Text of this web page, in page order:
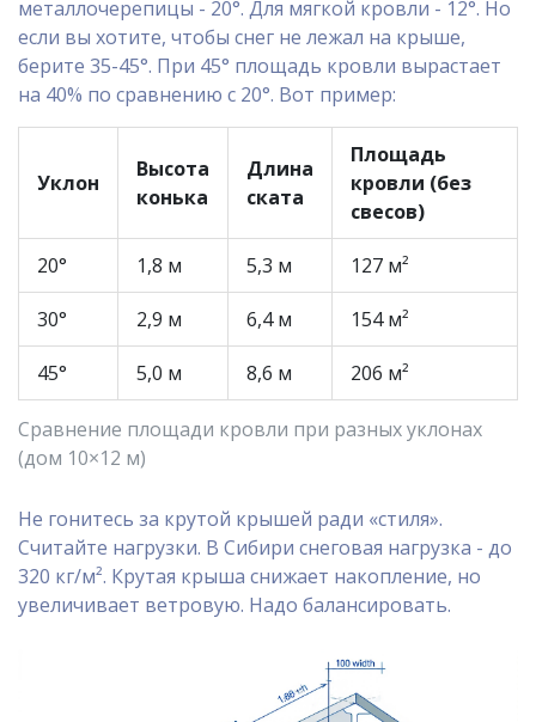
металлочерепицы - 20°. Для мягкой кровли - 12°. Но
если вы хотите, чтобы снег не лежал на крыше,
берите 35-45°. При 45° площадь кровли вырастает
на 40% по сравнению с 20°. Вот пример:
Сравнение площади кровли при разных уклонах
(дом 10×12 м)
Уклон
Высота
конька
Длина
ската
Площадь
кровли (без
свесов)
20° 1,8 м 5,3 м 127 м²
30° 2,9 м 6,4 м 154 м²
45° 5,0 м 8,6 м 206 м²
Не гонитесь за крутой крышей ради «стиля».
Считайте нагрузки. В Сибири снеговая нагрузка - до
320 кг/м². Крутая крыша снижает накопление, но
увеличивает ветровую. Надо балансировать.